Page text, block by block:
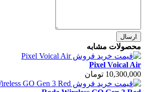
ارسال
محصولات مشابه
Pixel Voical Air
10,300,000 تومان